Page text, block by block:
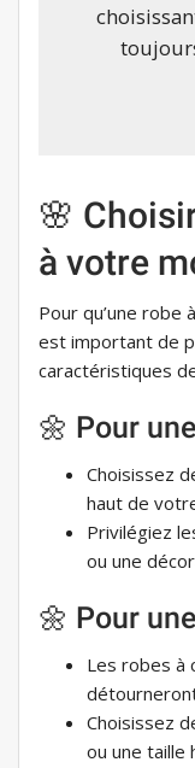
🌸
à votre
Pour qu’une robe
est important de
caractéristiques
🌼 Pour
Choisissez
haut de
Privilégiez
ou une
🌼 Pour
Les robes à
Choisissez
ou une taille